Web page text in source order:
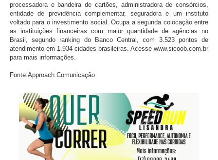
processadora e bandeira de cartões, administradora de consórcios,
entidade de previdência complementar, seguradora e um instituto
voltado para o investimento social. Ocupa a segunda colocação entre
as instituições financeiras com maior quantidade de agências no
Brasil, segundo ranking do Banco Central, com 3.523 pontos de
atendimento em 1.934 cidades brasileiras. Acesse www.sicoob.com.br
para mais informações.
Fonte:Approach Comunicação